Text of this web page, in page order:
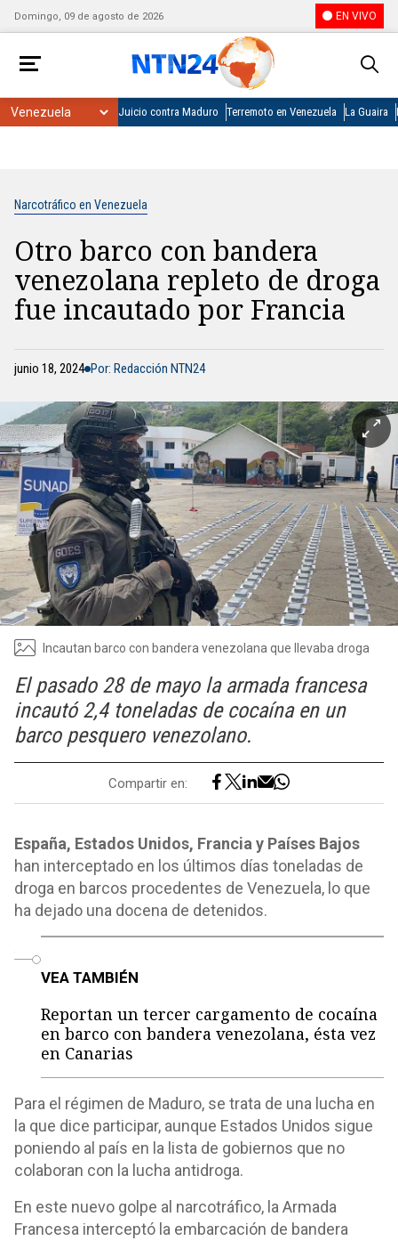
Domingo, 09 de agosto de 2026 EN VIVO
Juicio contra Maduro Terremoto en Venezuela La Guaira
Narcotráfico en Venezuela
Otro barco con bandera
venezolana repleto de droga
fue incautado por Francia
junio 18, 2024 Por: Redacción NTN24
Incautan barco con bandera venezolana que llevaba droga
El pasado 28 de mayo la armada francesa
incautó 2,4 toneladas de cocaína en un
barco pesquero venezolano.
Compartir en:
España, Estados Unidos, Francia y Países Bajos
han interceptado en los últimos días toneladas de
droga en barcos procedentes de Venezuela, lo que
ha dejado una docena de detenidos.
VEA TAMBIÉN
Reportan un tercer cargamento de cocaína
en barco con bandera venezolana, ésta vez
en Canarias
Para el régimen de Maduro, se trata de una lucha en
la que dice participar, aunque Estados Unidos sigue
poniendo al país en la lista de gobiernos que no
colaboran con la lucha antidroga.
En este nuevo golpe al narcotráfico, la Armada
Francesa interceptó la embarcación de bandera